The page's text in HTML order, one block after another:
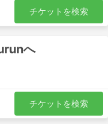
ナルに入る車両数に制
なります。
度で予定が狂う交通
回路など、予測不可能
チケットを検索
へ
チケットを検索